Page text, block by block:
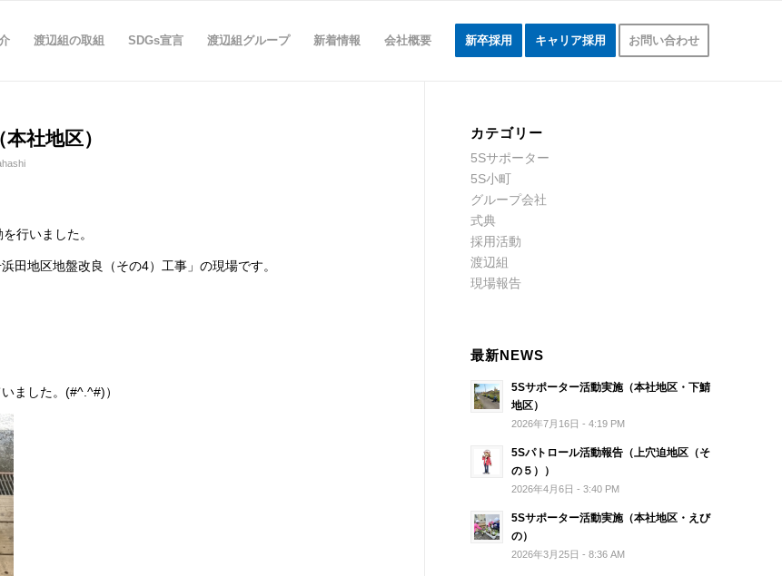
渡辺組の取組 SDGs宣言 渡辺組グループ 新着情報 会社概要 新卒採用 キャリア採用 お問い合わせ
社地区）
行いました。
田地区地盤改良（その4）工事」の現場です。
ました。(#^.^#)）
カテゴリー
5Sサポーター
5S小町
グループ会社
式典
採用活動
渡辺組
現場報告
最新NEWS
5Sサポーター活動実施（本社地区・下鯖
地区）
2026年7月16日 - 4:19 PM
5Sパトロール活動報告（上穴迫地区（そ
の５））
2026年4月6日 - 3:40 PM
5Sサポーター活動実施（本社地区・えび
の）
2026年3月25日 - 8:36 AM